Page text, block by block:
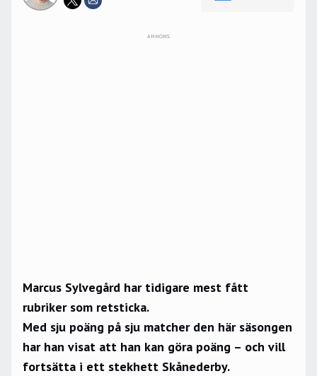
ANNONS
Marcus Sylvegård har tidigare mest fått
rubriker som retsticka.
Med sju poäng på sju matcher den här säsongen
har han visat att han kan göra poäng – och vill
fortsätta i ett stekhett Skånederby.